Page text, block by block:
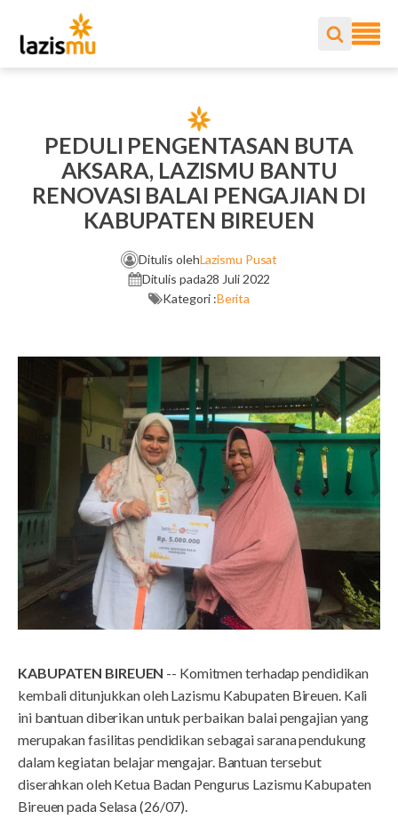
PEDULI PENGENTASAN BUTA
AKSARA, LAZISMU BANTU
RENOVASI BALAI PENGAJIAN DI
KABUPATEN BIREUEN
Ditulis olehLazismu Pusat
Ditulis pada28 Juli 2022
Kategori :Berita
KABUPATEN BIREUEN -- Komitmen terhadap pendidikan
kembali ditunjukkan oleh Lazismu Kabupaten Bireuen. Kali
ini bantuan diberikan untuk perbaikan balai pengajian yang
merupakan fasilitas pendidikan sebagai sarana pendukung
dalam kegiatan belajar mengajar. Bantuan tersebut
diserahkan oleh Ketua Badan Pengurus Lazismu Kabupaten
Bireuen pada Selasa (26/07).